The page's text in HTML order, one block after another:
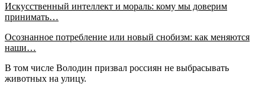
Искусственный интеллект и мораль: кому мы доверим
принимать…
Осознанное потребление или новый снобизм: как меняются
наши…
В том числе Володин призвал россиян не выбрасывать
животных на улицу.